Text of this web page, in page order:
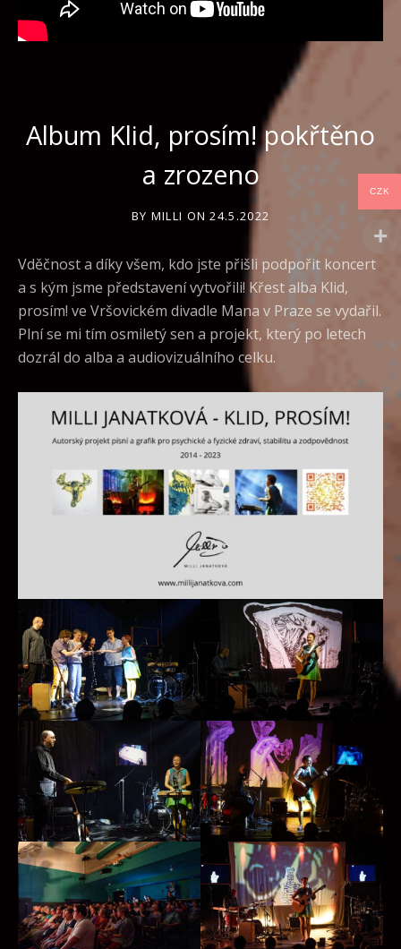
Album Klid, prosím! pokřtěno
a zrozeno
BY MILLI ON 24.5.2022
Vděčnost a díky všem, kdo jste přišli podpořit koncert
a s kým jsme představení vytvořili! Křest alba Klid,
prosím! ve Vršovickém divadle Mana v Praze se vydařil.
Plní se mi tím osmiletý sen a projekt, který po letech
dozrál do alba a audiovizuálního celku.
CZK